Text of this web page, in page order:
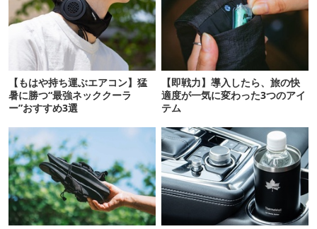
【もはや持ち運ぶエアコン】猛
暑に勝つ“最強ネッククーラ
ー”おすすめ3選
【即戦力】導入したら、旅の快
適度が一気に変わった3つのアイ
テム